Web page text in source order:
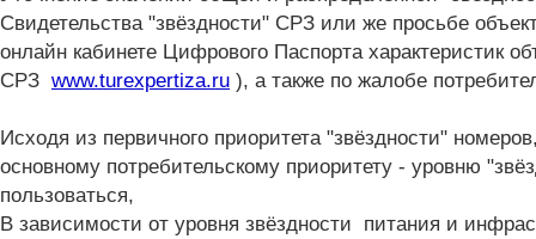
Свидетельства "звёздности" СРЗ или же просьбе
онлайн кабинете Цифрового Паспорта характеристик
СРЗ www.turexpertiza.ru ), а также по жалобе
Исходя из первичного приоритета "звёздности"
основному потребительскому приоритету - уровню
пользоваться,
В зависимости от уровня звёздности питания и